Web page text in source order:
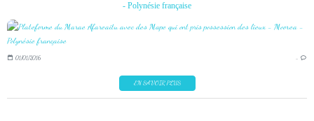
- Polynésie française
01/01/2016 …
EN SAVOIR PLUS